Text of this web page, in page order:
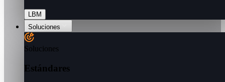
LBM
Soluciones
Soluciones
Estándares